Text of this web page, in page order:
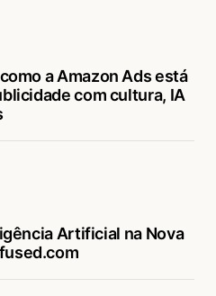
a Amazon Ads está
com cultura, IA
Artificial na Nova